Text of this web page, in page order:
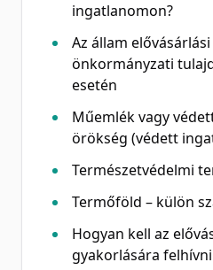
ingatlanomon?
Az állam
önkormányzati
esetén
Műemlék vagy
örökség (védett
Természetvédelmi
Termőföld – külön
Hogyan kell az
gyakorlására